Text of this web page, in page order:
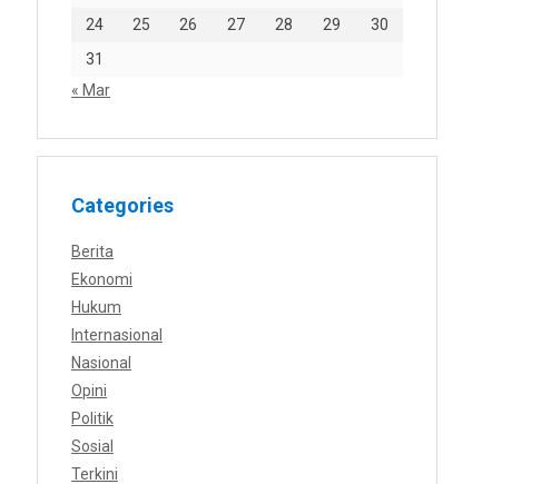
24
25 26 27 28 29
30
31
« Mar
Categories
Berita
Ekonomi
Hukum
Internasional
Nasional
Opini
Politik
Sosial
Terkini